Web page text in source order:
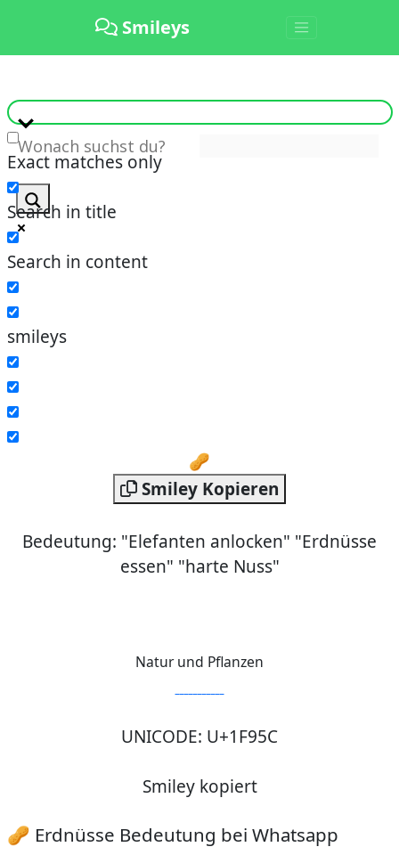
Smileys
Exact matches only
Search in title
Search in content
smileys
🥜
Smiley Kopieren
Bedeutung: "Elefanten anlocken" "Erdnüsse
essen" "harte Nuss"
Natur und Pflanzen
UNICODE: U+1F95C
Smiley kopiert
🥜 Erdnüsse Bedeutung bei Whatsapp